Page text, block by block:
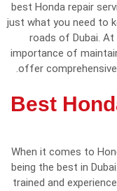
best Honda repair
just what you need to
roads of Dubai.
importance of
offer
Best
When it comes to
being the best in
trained and